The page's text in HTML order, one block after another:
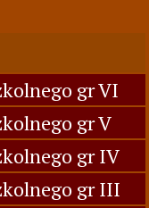
gr VI
gr V
gr IV
gr III